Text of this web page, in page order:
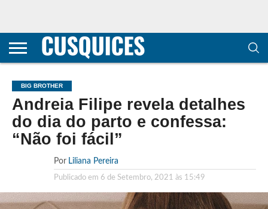
CONTACTOS
HOME
POLÍTICA DE
E COOKIES
SOBRE
TERMOS E
TRANSPARÊNCIA
METODOLOGIA
BIG BROTHER
Andreia Filipe revela detalhes
do dia do parto e confessa:
“Não foi fácil”
Por Liliana Pereira
Publicado em 6 de Setembro, 2021 às 15:49